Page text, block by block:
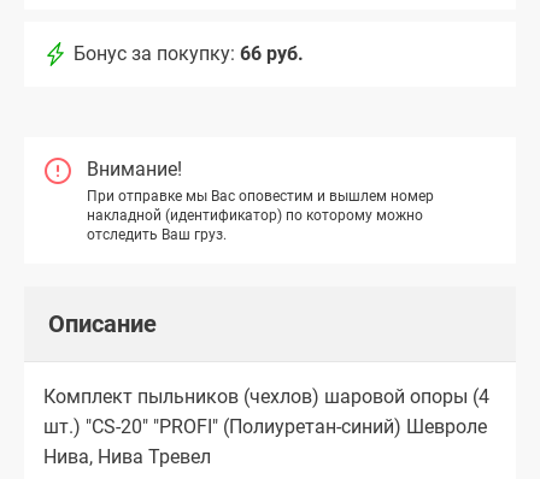
Бонус за покупку: 66 руб.
Внимание!
При отправке мы Вас оповестим и вышлем номер
накладной (идентификатор) по которому можно
отследить Ваш груз.
Описание
Комплект пыльников (чехлов) шаровой опоры (4
шт.) "CS-20" "PROFI" (Полиуретан-синий) Шевроле
Нива, Нива Тревел